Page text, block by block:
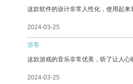
这款软件的设计非常人性化，使用起来
2024-03-25
游客
这款游戏的音乐非常优美，听了让人心
2024-03-25